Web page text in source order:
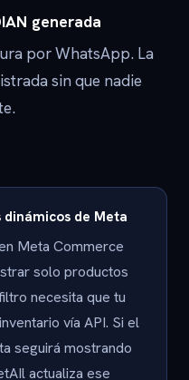
generada
por WhatsApp. La
sin que nadie
de Meta
Meta Commerce
solo productos
necesita que tu
vía API. Si el
seguirá mostrando
actualiza ese